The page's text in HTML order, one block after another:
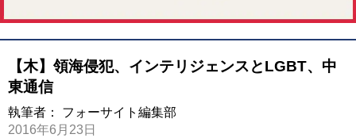
【木】領海侵犯、インテリジェンスとLGBT、中
東通信
執筆者： フォーサイト編集部
2016年6月23日